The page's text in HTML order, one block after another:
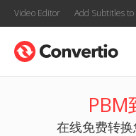
Video Editor Add Subtitles to
PBM
在线免费转